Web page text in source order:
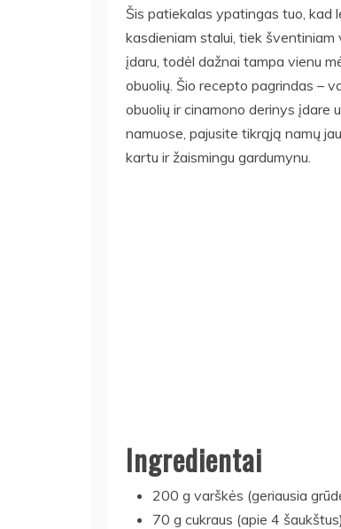
Šis patiekalas ypatingas tuo, kad
kasdieniam stalui, tiek šventiniam
įdaru, todėl dažnai tampa vienu
obuolių. Šio recepto pagrindas –
obuolių ir cinamono derinys įdare
namuose, pajusite tikrąją namų
kartu ir žaismingu gardumynu.
Ingredientai
200 g varškės (geriausia
70 g cukraus (apie 4 šaukštus)